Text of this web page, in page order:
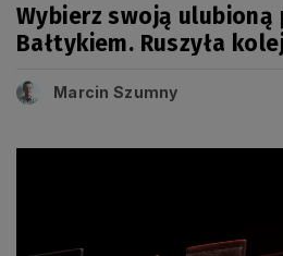
Wybierz swoją ulubioną
Bałtykiem. Ruszyła
Marcin Szumny